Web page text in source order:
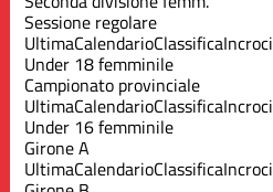
Sessione regolare
UltimaCalendarioClassificaIncroci
Under 18 femminile
Campionato provinciale
UltimaCalendarioClassificaIncroci
Under 16 femminile
Girone A
UltimaCalendarioClassificaIncroci